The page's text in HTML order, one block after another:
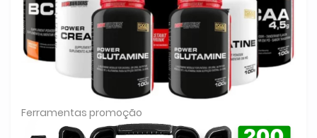
Ferramentas promoção